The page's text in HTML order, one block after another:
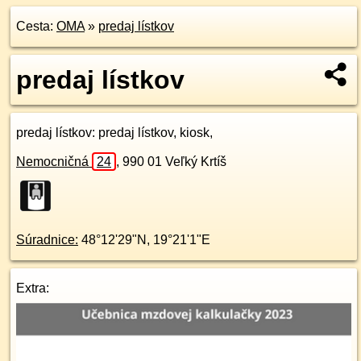
Cesta: OMA» predaj lístkov
predaj lístkov
predaj lístkov: predaj lístkov, kiosk,
Nemocničná 24 , 990 01 Veľký Krtíš
Súradnice: 48°12'29"N , 19°21'1"E
Extra: